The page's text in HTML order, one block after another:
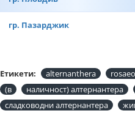
гр. Пазарджик
Етикети: alternanthera
(в
наличност) алтернантера
сладководни алтернантера